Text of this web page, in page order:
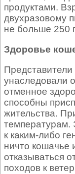
продуктами.
двухразовому
не больше 250
Здоровье
унаследовали
отменное
способны
жительства.
температурам.
к каким-либо
ничто кошачье
отказываться
походов к